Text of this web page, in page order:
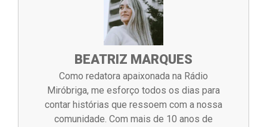
BEATRIZ MARQUES
Como redatora apaixonada na Rádio
Miróbriga, me esforço todos os dias para
contar histórias que ressoem com a nossa
comunidade. Com mais de 10 anos de